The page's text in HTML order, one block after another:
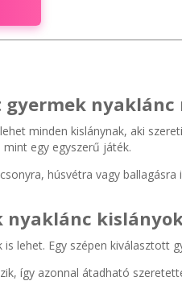
gyermek
minden kislánynak, aki
egy egyszerű játék.
húsvétra vagy
nyaklánc
lehet. Egy szépen kiválasztott
így azonnal átadható